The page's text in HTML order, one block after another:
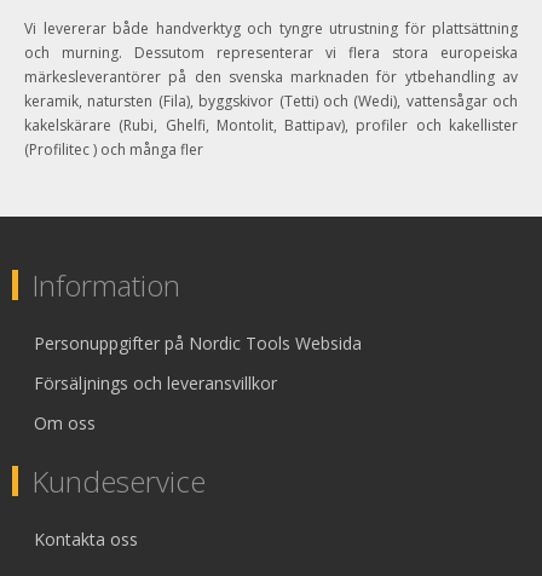
Vi levererar både handverktyg och tyngre utrustning för plattsättning
och murning. Dessutom representerar vi flera stora europeiska
märkesleverantörer på den svenska marknaden för ytbehandling av
keramik, natursten (Fila), byggskivor (Tetti) och (Wedi), vattensågar och
kakelskärare (Rubi, Ghelfi, Montolit, Battipav), profiler och kakellister
(Profilitec ) och många fler
Information
Personuppgifter på Nordic Tools Websida
Försäljnings och leveransvillkor
Om oss
Kundeservice
Kontakta oss